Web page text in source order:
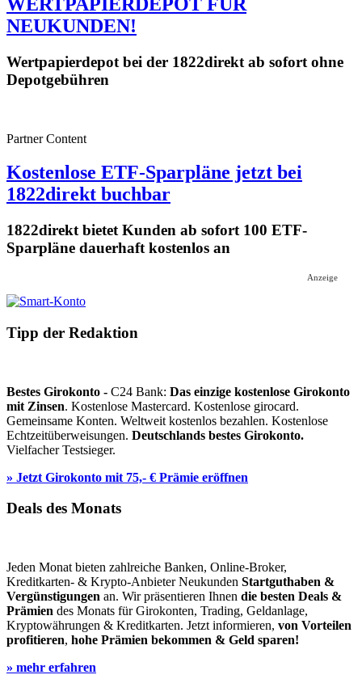
NEUKUNDEN!
Wertpapierdepot bei der 1822direkt ab sofort ohne
Depotgebühren
Partner Content
Kostenlose ETF-Sparpläne jetzt bei
1822direkt buchbar
1822direkt bietet Kunden ab sofort 100 ETF-
Sparpläne dauerhaft kostenlos an
Anzeige
Tipp der Redaktion
Bestes Girokonto - C24 Bank: Das einzige kostenlose Girokonto
mit Zinsen. Kostenlose Mastercard. Kostenlose girocard.
Gemeinsame Konten. Weltweit kostenlos bezahlen. Kostenlose
Echtzeitüberweisungen. Deutschlands bestes Girokonto.
Vielfacher Testsieger.
» Jetzt Girokonto mit 75,- € Prämie eröffnen
Deals des Monats
Jeden Monat bieten zahlreiche Banken, Online-Broker,
Kreditkarten- & Krypto-Anbieter Neukunden Startguthaben &
Vergünstigungen an. Wir präsentieren Ihnen die besten Deals &
Prämien des Monats für Girokonten, Trading, Geldanlage,
Kryptowährungen & Kreditkarten. Jetzt informieren, von Vorteilen
profitieren, hohe Prämien bekommen & Geld sparen!
» mehr erfahren